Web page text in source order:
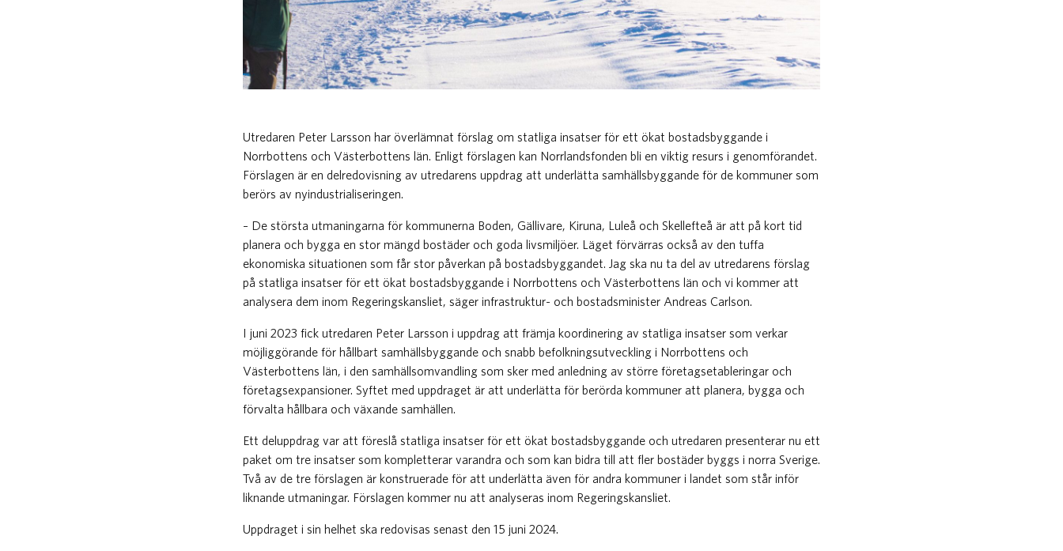
Utredaren Peter Larsson har överlämnat förslag om statliga insatser för ett ökat bostadsbyggande i
Norrbottens och Västerbottens län. Enligt förslagen kan Norrlandsfonden bli en viktig resurs i genomförandet.
Förslagen är en delredovisning av utredarens uppdrag att underlätta samhällsbyggande för de kommuner som
berörs av nyindustrialiseringen.
– De största utmaningarna för kommunerna Boden, Gällivare, Kiruna, Luleå och Skellefteå är att på kort tid
planera och bygga en stor mängd bostäder och goda livsmiljöer. Läget förvärras också av den tuffa
ekonomiska situationen som får stor påverkan på bostadsbyggandet. Jag ska nu ta del av utredarens förslag
på statliga insatser för ett ökat bostadsbyggande i Norrbottens och Västerbottens län och vi kommer att
analysera dem inom Regeringskansliet, säger infrastruktur- och bostadsminister Andreas Carlson.
I juni 2023 fick utredaren Peter Larsson i uppdrag att främja koordinering av statliga insatser som verkar
möjliggörande för hållbart samhällsbyggande och snabb befolkningsutveckling i Norrbottens och
Västerbottens län, i den samhällsomvandling som sker med anledning av större företagsetableringar och
företagsexpansioner. Syftet med uppdraget är att underlätta för berörda kommuner att planera, bygga och
förvalta hållbara och växande samhällen.
Ett deluppdrag var att föreslå statliga insatser för ett ökat bostadsbyggande och utredaren presenterar nu ett
paket om tre insatser som kompletterar varandra och som kan bidra till att fler bostäder byggs i norra Sverige.
Två av de tre förslagen är konstruerade för att underlätta även för andra kommuner i landet som står inför
liknande utmaningar. Förslagen kommer nu att analyseras inom Regeringskansliet.
Uppdraget i sin helhet ska redovisas senast den 15 juni 2024.